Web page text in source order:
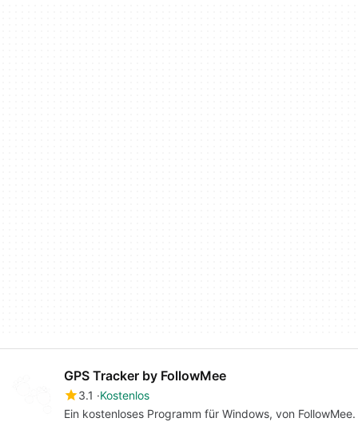
GPS Tracker by FollowMee
3.1
Kostenlos
Ein kostenloses Programm für Windows, von FollowMee.